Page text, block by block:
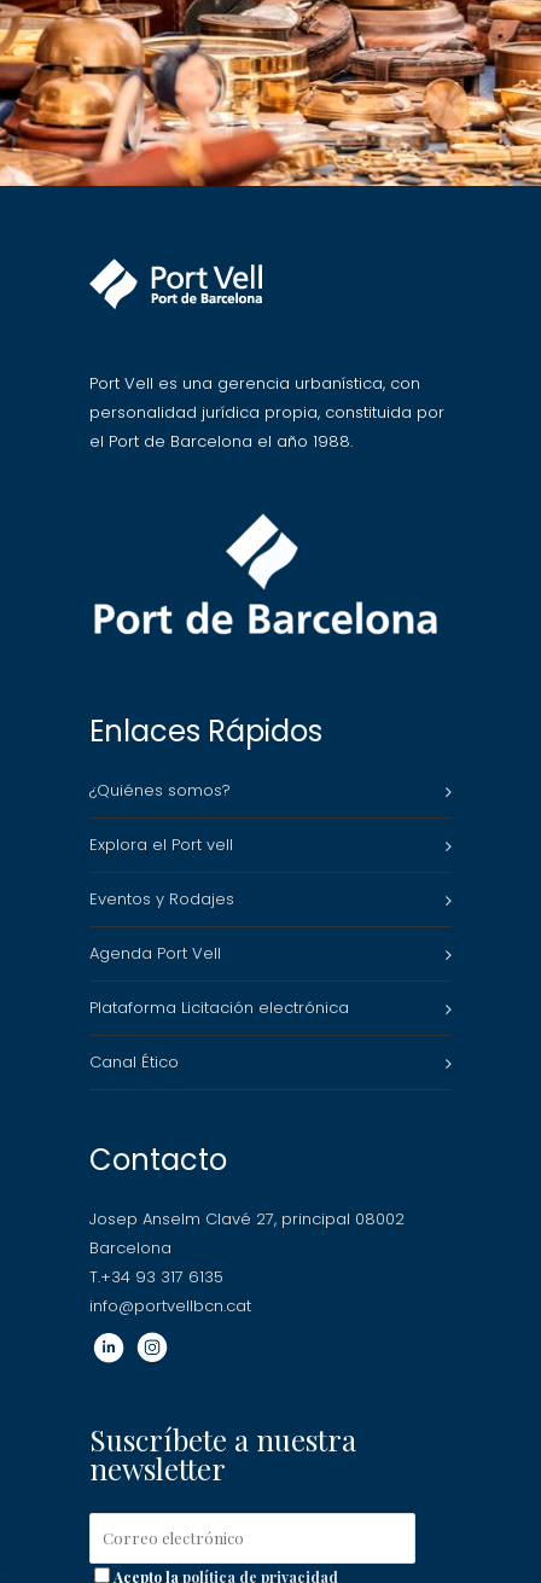
Port Vell es una gerencia urbanística, con
personalidad jurídica propia, constituida por
el Port de Barcelona el año 1988.
Enlaces Rápidos
¿Quiénes somos?
Explora el Port vell
Eventos y Rodajes
Agenda Port Vell
Plataforma Licitación electrónica
Canal Ético
Contacto
Josep Anselm Clavé 27, principal 08002
Barcelona
T.+34 93 317 6135
info@portvellbcn.cat
Suscríbete a nuestra
newsletter
Acepto lapolítica de privacidad